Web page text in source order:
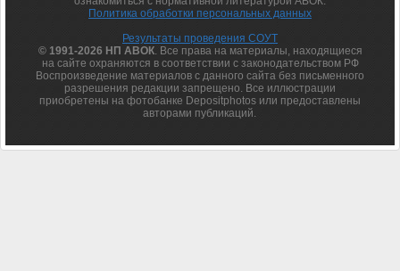
Политика обработки персональных данных
Результаты проведения СОУТ
© 1991-2026 НП АВОК. Все права на материалы, находящиеся
на сайте охраняются в соответствии с законодательством РФ
Воспроизведение материалов с данного сайта без письменного
разрешения редакции запрещено. Все иллюстрации
приобретены на фотобанке Depositphotos или предоставлены
авторами публикаций.